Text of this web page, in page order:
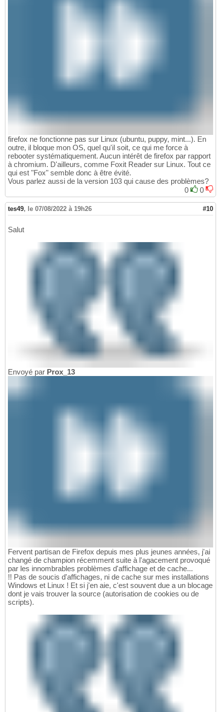
firefox ne fonctionne pas sur Linux (ubuntu, puppy, mint...). En
outre, il bloque mon OS, quel qu'il soit, ce qui me force à
rebooter systématiquement. Aucun intérêt de firefox par rapport
à chromium. D'ailleurs, comme Foxit Reader sur Linux. Tout ce
qui est "Fox" semble donc à être évité.
Vous parlez aussi de la version 103 qui cause des problèmes?
0
0
tes49, le 07/08/2022 à 19h26 #10
Salut
Envoyé par Prox_13
Fervent partisan de Firefox depuis mes plus jeunes années, j'ai
changé de champion récemment suite à l'agacement provoqué
par les innombrables problèmes d'affichage et de cache...
!! Pas de soucis d'affichages, ni de cache sur mes installations
Windows et Linux ! Et si j'en aie, c'est souvent due a un blocage
dont je vais trouver la source (autorisation de cookies ou de
scripts).